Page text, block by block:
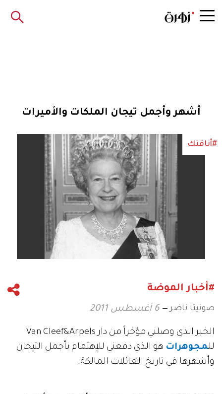
أشهر وأجمل تيجان الملكات والأميرات
#أناقتك
#أخبار الموضة
صونيتا ناضر 6 أغسطس 2011
الخبر الذي وصلني مؤخراً من دار Van Cleef&Arpels
للمجوهرات هو الذي دفعني للإهتمام بأجمل التيجان
وأشهرها في تاريخ العائلات المالكة.